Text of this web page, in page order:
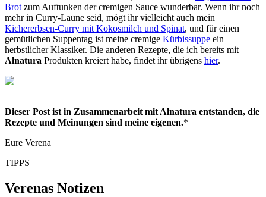
Brot zum Auftunken der cremigen Sauce wunderbar. Wenn ihr noch
mehr in Curry-Laune seid, mögt ihr vielleicht auch mein
Kichererbsen-Curry mit Kokosmilch und Spinat, und für einen
gemütlichen Suppentag ist meine cremige Kürbissuppe ein
herbstlicher Klassiker. Die anderen Rezepte, die ich bereits mit
Alnatura Produkten kreiert habe, findet ihr übrigens hier.
Dieser Post ist in Zusammenarbeit mit Alnatura entstanden, die
Rezepte und Meinungen sind meine eigenen.*
Eure Verena
TIPPS
Verenas Notizen